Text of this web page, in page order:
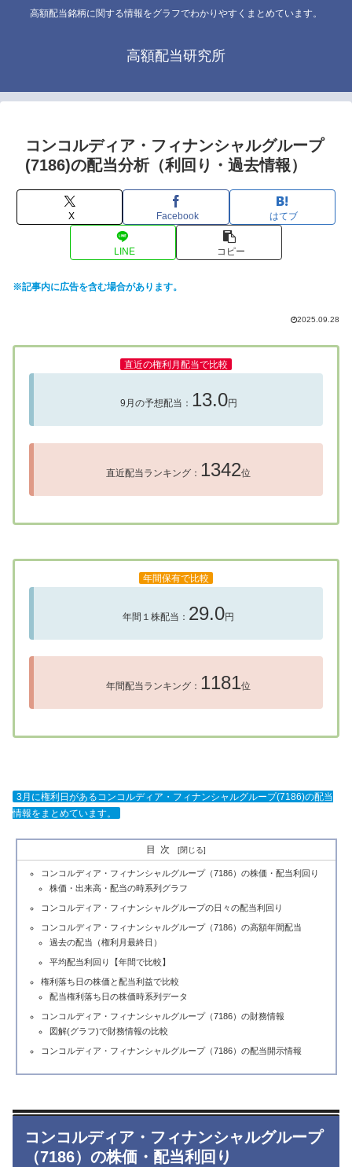
高額配当銘柄に関する情報をグラフでわかりやすくまとめています。
高額配当研究所
コンコルディア・フィナンシャルグループ
(7186)の配当分析（利回り・過去情報）
X Facebook はてブ
LINE コピー
※記事内に広告を含む場合があります。
2025.09.28
直近の権利月配当で比較
9月の予想配当： 13.0円
直近配当ランキング： 1342位
年間保有で比較
年間１株配当： 29.0円
年間配当ランキング： 1181位
3月に権利日があるコンコルディア・フィナンシャルグループ(7186)の配当
情報をまとめています。
目次
コンコルディア・フィナンシャルグループ（7186）の株価・配当利回り
株価・出来高・配当の時系列グラフ
コンコルディア・フィナンシャルグループの日々の配当利回り
コンコルディア・フィナンシャルグループ（7186）の高額年間配当
過去の配当（権利月最終日）
平均配当利回り【年間で比較】
権利落ち日の株価と配当利益で比較
配当権利落ち日の株価時系列データ
コンコルディア・フィナンシャルグループ（7186）の財務情報
図解(グラフ)で財務情報の比較
コンコルディア・フィナンシャルグループ（7186）の配当開示情報
コンコルディア・フィナンシャルグループ
（7186）の株価・配当利回り